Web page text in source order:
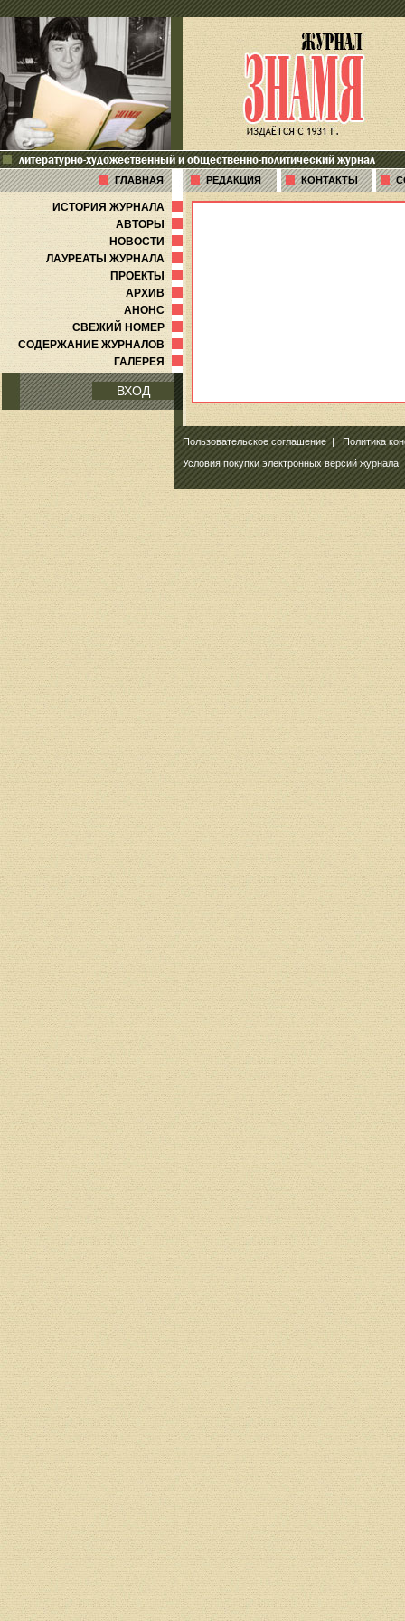
литературно-художественный и общественно-политический журнал
ГЛАВНАЯ РЕДАКЦИЯ КОНТАКТЫ
ИСТОРИЯ ЖУРНАЛА
АВТОРЫ
НОВОСТИ
ЛАУРЕАТЫ ЖУРНАЛА
ПРОЕКТЫ
АРХИВ
АНОНС
СВЕЖИЙ НОМЕР
СОДЕРЖАНИЕ ЖУРНАЛОВ
ГАЛЕРЕЯ
ВХОД
Пользовательское соглашение|Политика
Условия покупки электронных версий журнала